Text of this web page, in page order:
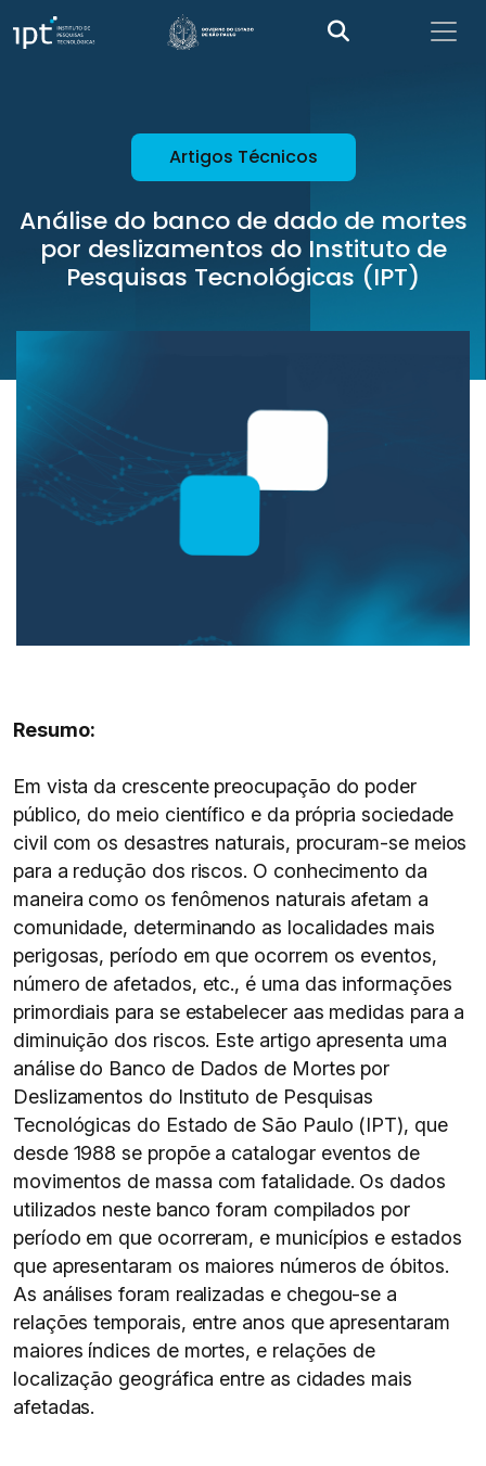
Artigos Técnicos
Análise do banco de dado de mortes
por deslizamentos do Instituto de
Pesquisas Tecnológicas (IPT)
Resumo:
Em vista da crescente preocupação do poder
público, do meio científico e da própria sociedade
civil com os desastres naturais, procuram-se meios
para a redução dos riscos. O conhecimento da
maneira como os fenômenos naturais afetam a
comunidade, determinando as localidades mais
perigosas, período em que ocorrem os eventos,
número de afetados, etc., é uma das informações
primordiais para se estabelecer aas medidas para a
diminuição dos riscos. Este artigo apresenta uma
análise do Banco de Dados de Mortes por
Deslizamentos do Instituto de Pesquisas
Tecnológicas do Estado de São Paulo (IPT), que
desde 1988 se propõe a catalogar eventos de
movimentos de massa com fatalidade. Os dados
utilizados neste banco foram compilados por
período em que ocorreram, e municípios e estados
que apresentaram os maiores números de óbitos.
As análises foram realizadas e chegou-se a
relações temporais, entre anos que apresentaram
maiores índices de mortes, e relações de
localização geográfica entre as cidades mais
afetadas.